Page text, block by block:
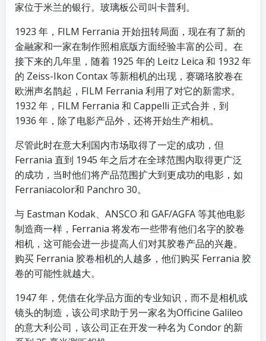
家位于米兰的银行。玻璃板公司叫卡普利。
1923 年，FILM Ferrania 开始扭转局面，现在有了新的
金融家和一家在制作照相底版方面经验丰富的公司。在
接下来的几年里，随着 1925 年的 Leitz Leica 和 1932 年
的 Zeiss-Ikon Contax 等新相机的出现，赛璐珞胶卷在
欧洲声名鹊起，FILM Ferrania 利用了对它的新需求。
1932 年，FILM Ferrania 和 Cappelli 正式合并，到
1936 年，除了电影产品外，还将开始生产相机。
尽管此时在意大利国内市场取得了一定的成功，但
Ferrania 直到 1945 年之后才在全球范围内取得更广泛
的成功，当时他们将产品范围扩大到更成功的电影，如
Ferraniacolor和 Panchro 30。
与 Eastman Kodak、ANSCO 和 GAF/AGFA 等其他电影
制造商一样，Ferrania 将发布一些带有他们名字的胶卷
相机，这可能会进一步提高人们对其胶卷产品的兴趣。
购买 Ferrania 胶卷相机的人越多，他们购买 Ferrania 胶
卷的可能性就越大。
1947 年，凭借在化学品方面的专业知识，而不是相机或
镜头的制造，该公司求助于另一家名为Officine Galileo
的意大利公司，该公司正在开发一种名为 Condor 的新